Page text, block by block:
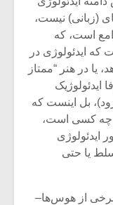
(زبانی) نیست،
است، که
که ایدئولوژی در
یا در هنر “ممتاز
ایدئولوژیک
بل اینست که
چه کسی است،
ایدئولوژی
یا حتی
برخی از هوس‌ها–